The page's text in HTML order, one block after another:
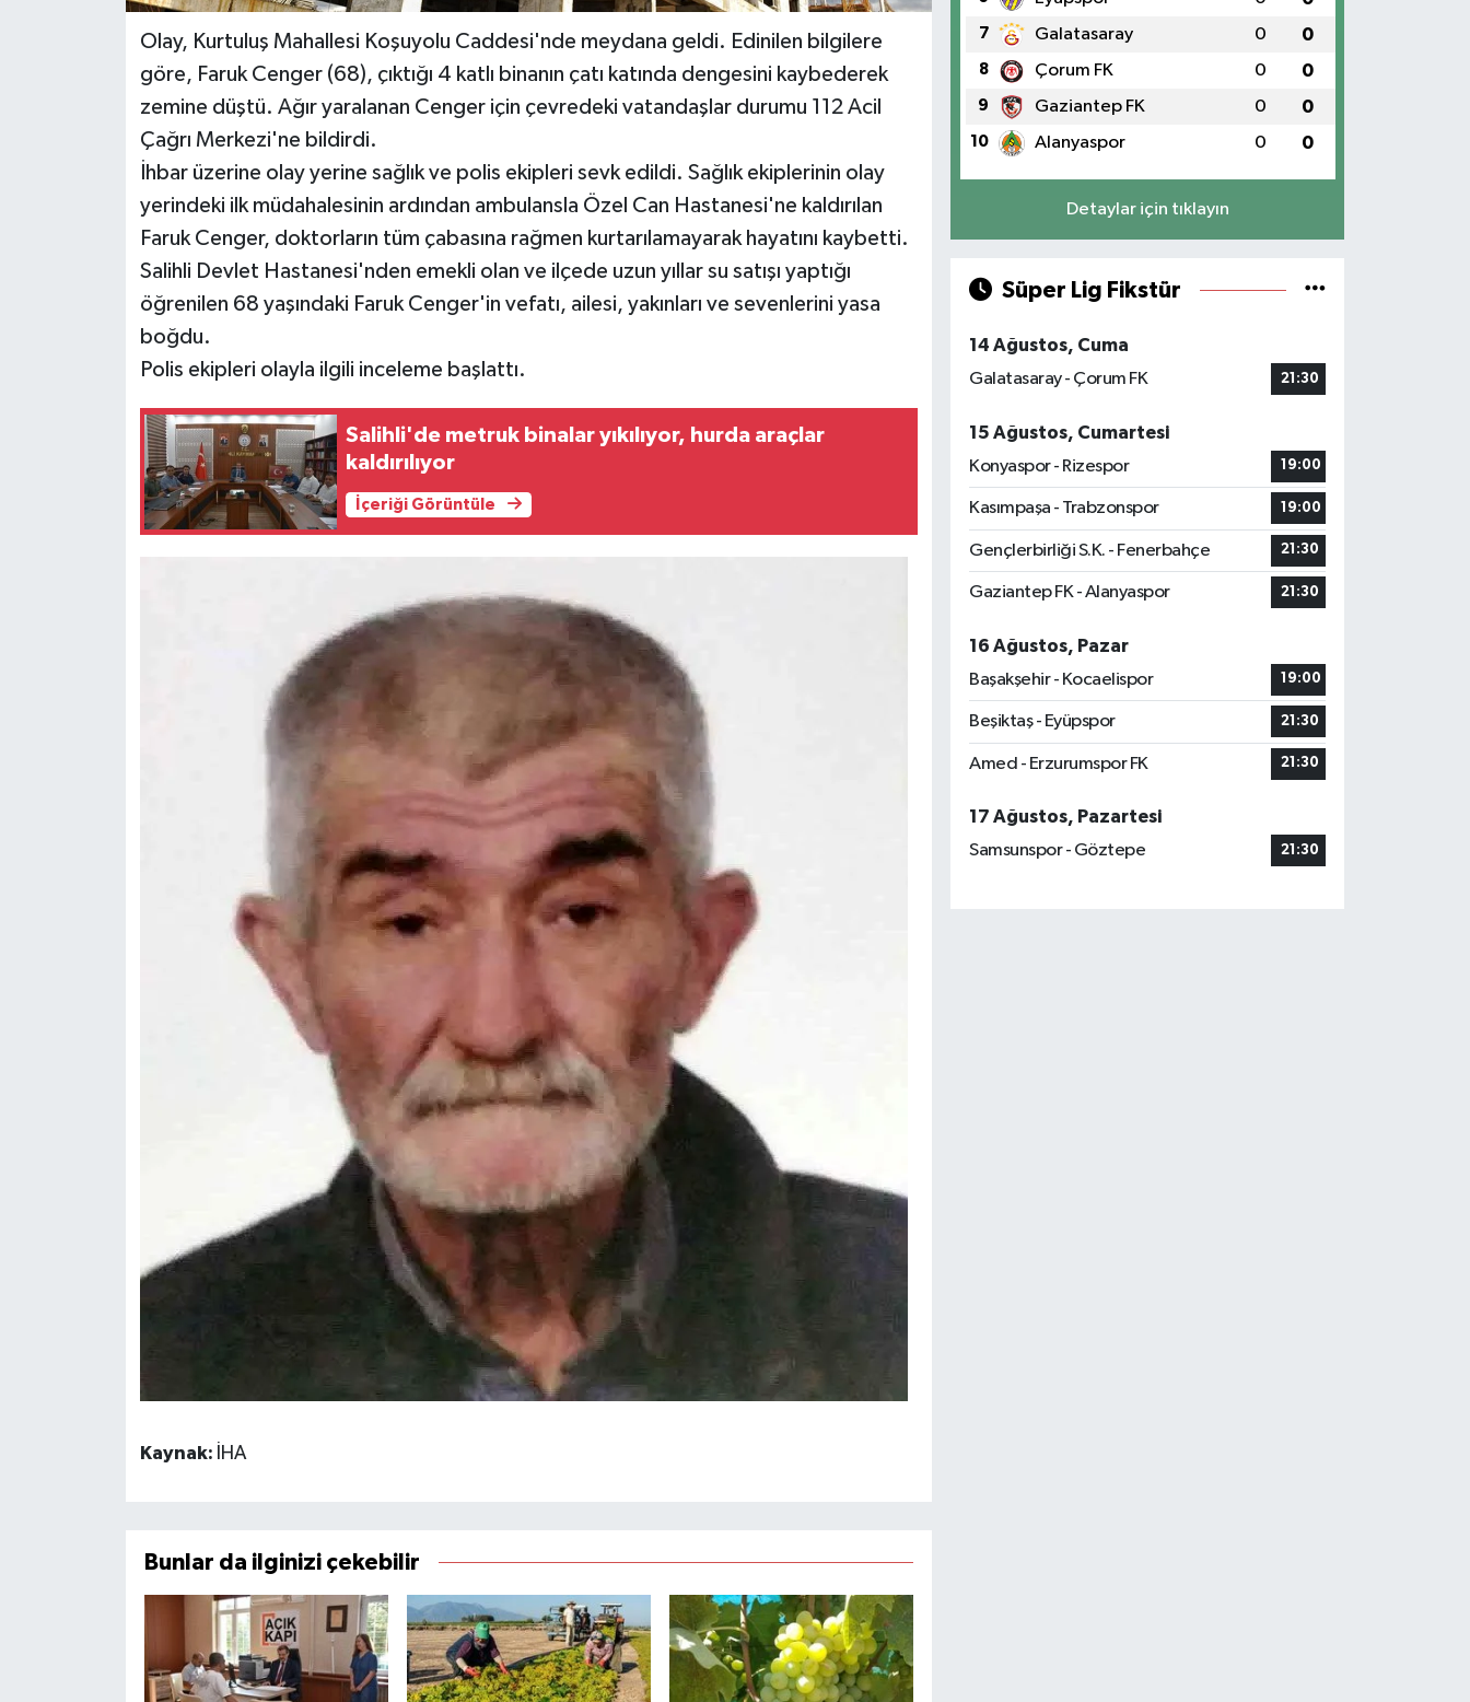
Olay, Kurtuluş Mahallesi Koşuyolu Caddesi'nde meydana geldi. Edinilen bilgilere
göre, Faruk Cenger (68), çıktığı 4 katlı binanın çatı katında dengesini kaybederek
zemine düştü. Ağır yaralanan Cenger için çevredeki vatandaşlar durumu 112 Acil
Çağrı Merkezi'ne bildirdi.
İhbar üzerine olay yerine sağlık ve polis ekipleri sevk edildi. Sağlık ekiplerinin olay
yerindeki ilk müdahalesinin ardından ambulansla Özel Can Hastanesi'ne kaldırılan
Faruk Cenger, doktorların tüm çabasına rağmen kurtarılamayarak hayatını kaybetti.
Salihli Devlet Hastanesi'nden emekli olan ve ilçede uzun yıllar su satışı yaptığı
öğrenilen 68 yaşındaki Faruk Cenger'in vefatı, ailesi, yakınları ve sevenlerini yasa
boğdu.
Polis ekipleri olayla ilgili inceleme başlattı.
Salihli'de metruk binalar yıkılıyor, hurda araçlar
kaldırılıyor
İçeriği Görüntüle
Kaynak: İHA
Bunlar da ilginizi çekebilir
7 Galatasaray 0 0
8 Çorum FK 0 0
9 Gaziantep FK 0 0
10 Alanyaspor 0 0
Detaylar için tıklayın
Süper Lig Fikstür
14 Ağustos, Cuma
Galatasaray - Çorum FK
21:30
15 Ağustos, Cumartesi
Konyaspor - Rizespor
19:00
Kasımpaşa - Trabzonspor 19:00
Gençlerbirliği S.K. - Fenerbahçe 21:30
Gaziantep FK - Alanyaspor 21:30
16 Ağustos, Pazar
Başakşehir - Kocaelispor
19:00
Beşiktaş - Eyüpspor 21:30
Amed - Erzurumspor FK 21:30
17 Ağustos, Pazartesi
Samsunspor - Göztepe
21:30